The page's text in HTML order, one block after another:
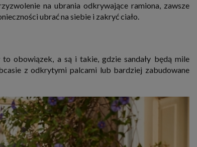
na ubrania odkrywające ramiona, zawsze
ubrać na siebie i zakryć ciało.
obowiązek, a są i takie, gdzie sandały będą mile
z odkrytymi palcami lub bardziej zabudowane